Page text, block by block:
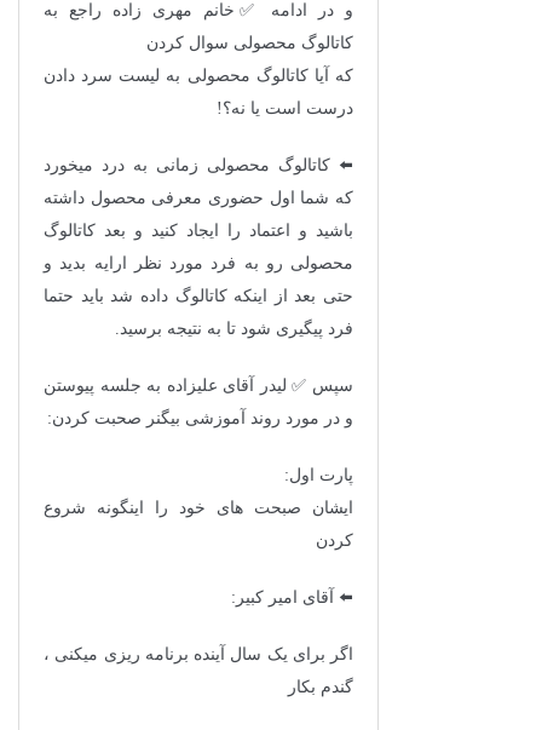
و در ادامه ✅خانم مهری زاده راجع به
کاتالوگ محصولی سوال کردن
که آیا کاتالوگ محصولی به لیست سرد دادن
درست است یا نه؟!
⬅️ کاتالوگ محصولی زمانی به درد میخورد
که شما اول حضوری معرفی محصول داشته
باشید و اعتماد را ایجاد کنید و بعد کاتالوگ
محصولی رو به فرد مورد نظر ارایه بدید و
حتی بعد از اینکه کاتالوگ داده شد باید حتما
فرد پیگیری شود تا به نتیجه برسید.
سپس ✅ لیدر آقای علیزاده به جلسه پیوستن
و در مورد روند آموزشی بیگنر صحبت کردن:
پارت اول:
ایشان صبحت های خود را اینگونه شروع
کردن
⬅️ آقای امیر کبیر:
اگر برای یک سال آینده برنامه ریزی میکنی ،
گندم بکار